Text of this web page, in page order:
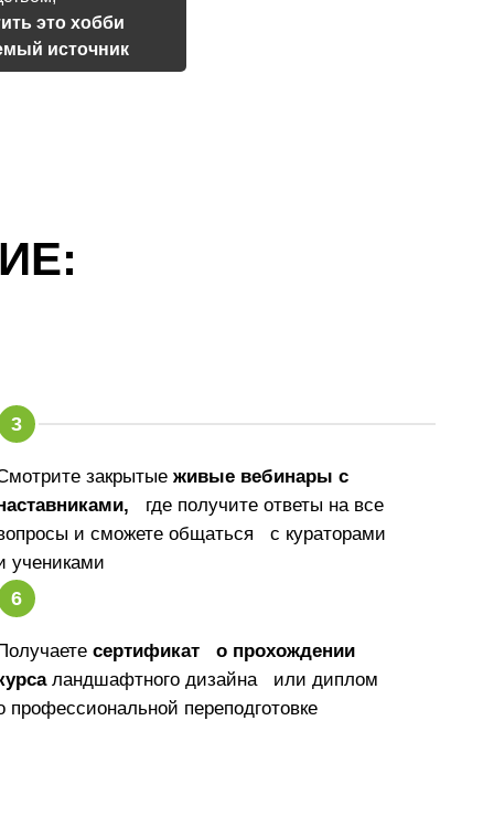
это хобби
источник
закрытые живые вебинары с
где получите ответы на все
и сможете общаться с кураторами
учениками
сертификат о прохождении
ландшафтного дизайна или диплом
профессиональной переподготовке